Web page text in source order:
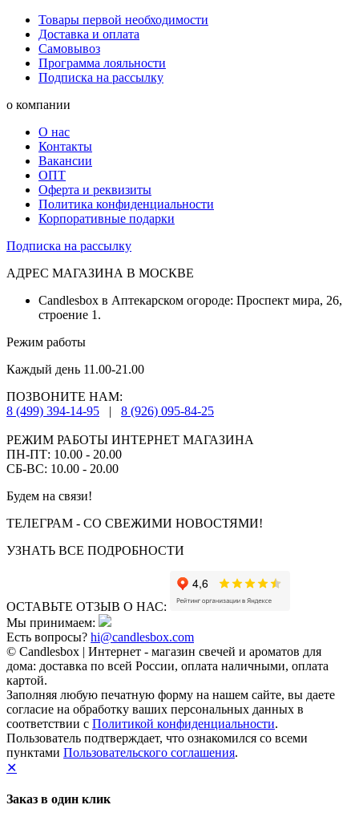
Товары первой необходимости
Доставка и оплата
Самовывоз
Программа лояльности
Подписка на рассылку
о компании
О нас
Контакты
Вакансии
ОПТ
Оферта и реквизиты
Политика конфиденциальности
Корпоративные подарки
Подписка на рассылку
АДРЕС МАГАЗИНА В МОСКВЕ
Candlesbox в Аптекарском огороде: Проспект мира, 26,
строение 1.
Режим работы
Каждый день 11.00-21.00
ПОЗВОНИТЕ НАМ:
8 (499) 394-14-95
| 8 (926) 095-84-25
РЕЖИМ РАБОТЫ ИНТЕРНЕТ МАГАЗИНА
ПН-ПТ: 10.00 - 20.00
СБ-ВС: 10.00 - 20.00
Будем на связи!
ТЕЛЕГРАМ - СО СВЕЖИМИ НОВОСТЯМИ!
УЗНАТЬ ВСЕ ПОДРОБНОСТИ
ОСТАВЬТЕ ОТЗЫВ О НАС:
Мы принимаем:
Есть вопросы? hi@candlesbox.com
© Candlesbox | Интернет - магазин свечей и ароматов для
дома: доставка по всей России, оплата наличными, оплата
картой.
Заполняя любую печатную форму на нашем сайте, вы даете
согласие на обработку ваших персональных данных в
соответствии с Политикой конфиденциальности.
Пользователь подтверждает, что ознакомился со всеми
пунктами Пользовательского соглашения.
✕
Заказ в один клик